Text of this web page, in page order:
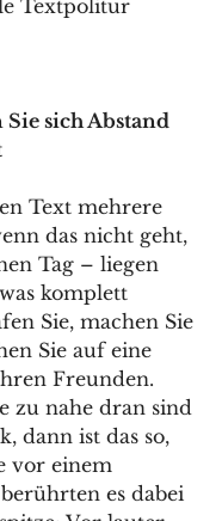
Textpolitur
Sie sich Abstand
Text mehrere
das nicht geht,
Tag – liegen
komplett
Sie, machen Sie
Sie auf eine
Freunden.
zu nahe dran sind
dann ist das so,
vor einem
es dabei